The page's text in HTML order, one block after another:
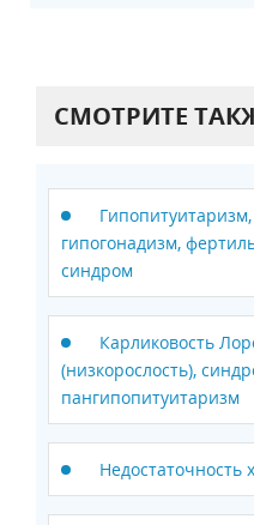
СМОТРИТЕ
гипогонадизм,
синдром
Карликовость
(низкорослость),
пангипопитуитаризм
Недостаточность